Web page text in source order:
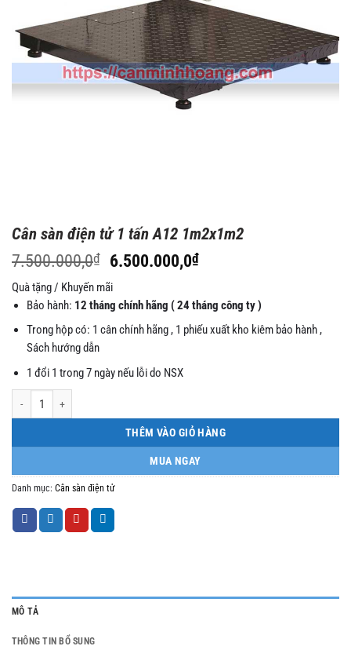
Cân sàn điện tử 1 tấn A12 1m2x1m2
7.500.000,0₫
Giá
gốc
là:
7.500.000,0₫.
6.500.000,0₫Giá
là:
6.500.000,0₫.
Quà tặng / Khuyến mãi
Bảo hành: 12 tháng chính hãng ( 24 tháng công ty )
Trong hộp có: 1 cân chính hãng , 1 phiếu xuất kho kiêm bảo hành ,
Sách hướng dẫn
1 đổi 1 trong 7 ngày nếu lỗi do NSX
Cân sàn điện tử 1 tấn A12 1m2x1m2 số lượng
THÊM VÀO GIỎ HÀNG
MUA NGAY
Danh mục: Cân sàn điện tử
MÔ TẢ
THÔNG TIN BỔ SUNG